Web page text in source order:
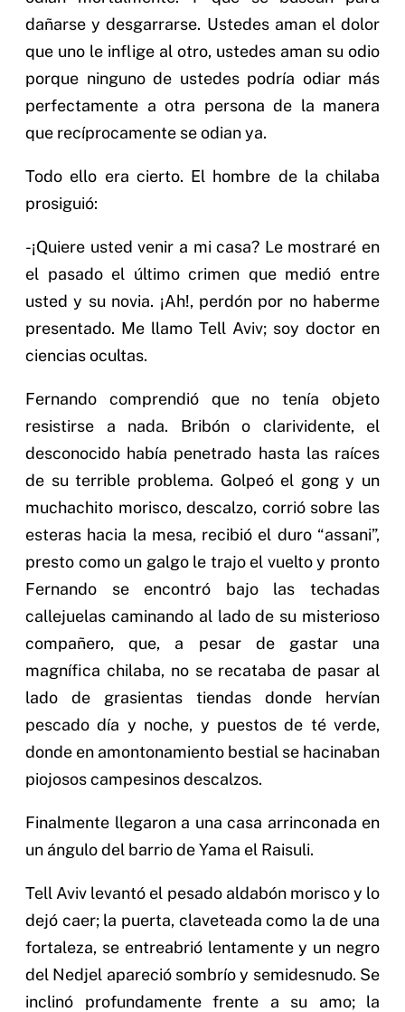
dañarse y desgarrarse. Ustedes aman el dolor
que uno le inflige al otro, ustedes aman su odio
porque ninguno de ustedes podría odiar más
perfectamente a otra persona de la manera
que recíprocamente se odian ya.
Todo ello era cierto. El hombre de la chilaba
prosiguió:
-¡Quiere usted venir a mi casa? Le mostraré en
el pasado el último crimen que medió entre
usted y su novia. ¡Ah!, perdón por no haberme
presentado. Me llamo Tell Aviv; soy doctor en
ciencias ocultas.
Fernando comprendió que no tenía objeto
resistirse a nada. Bribón o clarividente, el
desconocido había penetrado hasta las raíces
de su terrible problema. Golpeó el gong y un
muchachito morisco, descalzo, corrió sobre las
esteras hacia la mesa, recibió el duro “assani”,
presto como un galgo le trajo el vuelto y pronto
Fernando se encontró bajo las techadas
callejuelas caminando al lado de su misterioso
compañero, que, a pesar de gastar una
magnífica chilaba, no se recataba de pasar al
lado de grasientas tiendas donde hervían
pescado día y noche, y puestos de té verde,
donde en amontonamiento bestial se hacinaban
piojosos campesinos descalzos.
Finalmente llegaron a una casa arrinconada en
un ángulo del barrio de Yama el Raisuli.
Tell Aviv levantó el pesado aldabón morisco y lo
dejó caer; la puerta, claveteada como la de una
fortaleza, se entreabrió lentamente y un negro
del Nedjel apareció sombrío y semidesnudo. Se
inclinó profundamente frente a su amo; la